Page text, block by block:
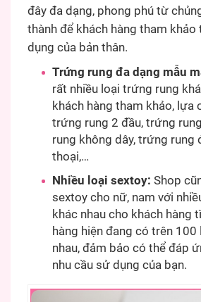
đây đa dạng, phong phú từ
thành để khách hàng tham khảo
dụng của bản thân.
Trứng rung đa dạng mẫu
rất nhiều loại trứng rung
khách hàng tham khảo, lựa
trứng rung 2 đầu, trứng
rung không dây, trứng rung
thoại,…
Nhiều loại sextoy: Shop
sextoy cho nữ, nam với
khác nhau cho khách hàng
hàng hiện đang có trên
nhau, đảm bảo có thể đáp
nhu cầu sử dụng của bạn.